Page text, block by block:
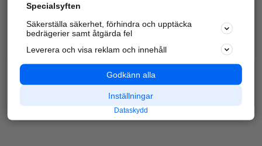
Specialsyften
Säkerställa säkerhet, förhindra och upptäcka
bedrägerier samt åtgärda fel
Leverera och visa reklam och innehåll
Godkänn alla
Inställningar
Dataskydd